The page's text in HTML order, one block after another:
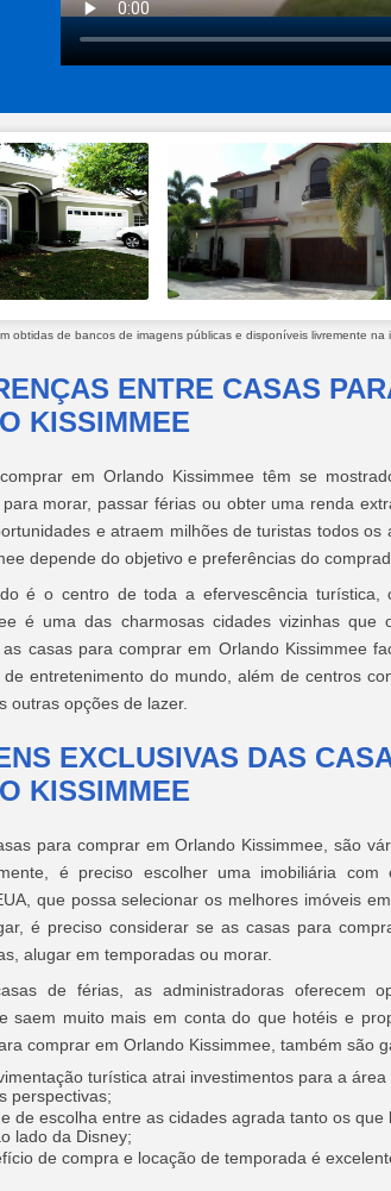
obtidas de bancos de imagens públicas e disponíveis livremente na
ENTRE CASAS
KISSIMMEE
em Orlando Kissimmee têm se
morar, passar férias ou obter uma renda
e atraem milhões de turistas todos
depende do objetivo e preferências do
é o centro de toda a efervescência turística,
é uma das charmosas cidades vizinhas que
casas para comprar em Orlando Kissimmee
entretenimento do mundo, além de centros
outras opções de lazer.
EXCLUSIVAS DAS
KISSIMMEE
para comprar em Orlando Kissimmee, são
é preciso escolher uma imobiliária
que possa selecionar os melhores imóveis
é preciso considerar se as casas para
alugar em temporadas ou morar.
de férias, as administradoras oferecem
saem muito mais em conta do que hotéis e
comprar em Orlando Kissimmee, também são
turística atrai investimentos para a
perspectivas;
de escolha entre as cidades agrada tanto os
lado da Disney;
de compra e locação de temporada é